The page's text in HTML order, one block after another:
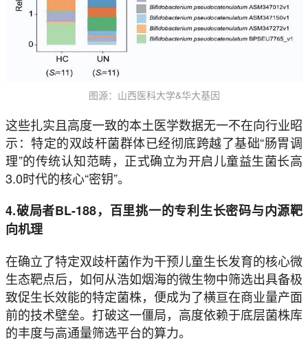
图源：山西医科大学&华大基因
这些扎实且高度一致的本土医学数据无一不在向行业昭
示：特定的双歧杆菌群体已经彻底跨越了基础“肠胃调
理”的传统认知范畴，正式确立为开启儿童益生菌长高
3.0时代的核心“密钥”。
4.破局者BL-188，百里挑一的专利生长密码与内源靶
向机理
在确立了特定双歧杆菌作为干预儿童生长发育的核心微
生态靶点后，如何从浩如烟海的微生物中筛选出具备极
致促生长效能的特定菌株，便成为了横亘在商业量产面
前的技术壁垒。打破这一僵局，高度依赖于底层菌株库
的丰度与高通量筛选平台的算力。